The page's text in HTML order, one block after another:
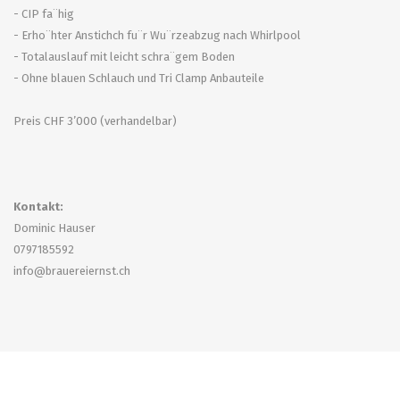
- CIP fa¨hig
- Erho¨hter Anstichch fu¨r Wu¨rzeabzug nach Whirlpool
- Totalauslauf mit leicht schra¨gem Boden
- Ohne blauen Schlauch und Tri Clamp Anbauteile
Preis CHF 3’000 (verhandelbar)
Kontakt:
Dominic Hauser
0797185592
info@brauereiernst.ch